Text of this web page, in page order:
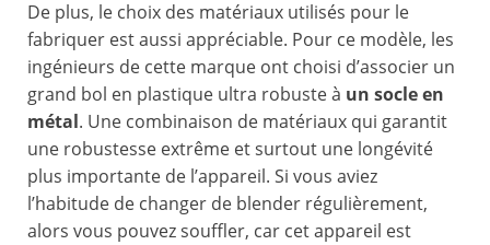
De plus, le choix des matériaux utilisés pour le
fabriquer est aussi appréciable. Pour ce modèle, les
ingénieurs de cette marque ont choisi d’associer un
grand bol en plastique ultra robuste à un socle en
métal. Une combinaison de matériaux qui garantit
une robustesse extrême et surtout une longévité
plus importante de l’appareil. Si vous aviez
l’habitude de changer de blender régulièrement,
alors vous pouvez souffler, car cet appareil est